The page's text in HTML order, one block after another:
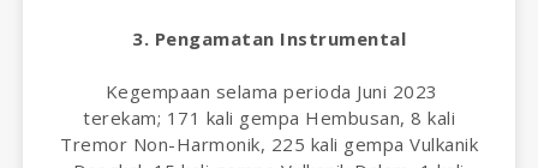
3. Pengamatan Instrumental
Kegempaan selama perioda Juni 2023
terekam; 171 kali gempa Hembusan, 8 kali
Tremor Non-Harmonik, 225 kali gempa Vulkanik